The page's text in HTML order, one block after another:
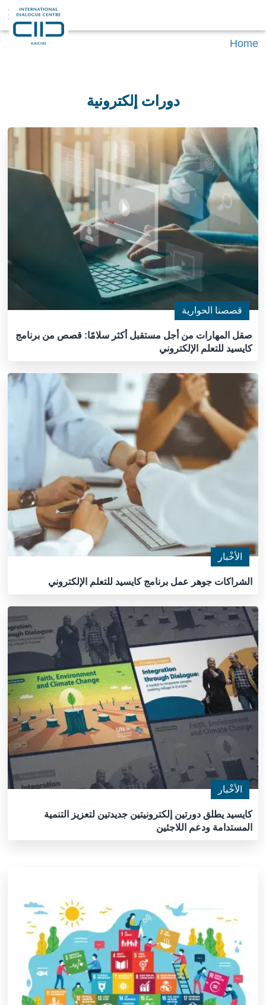
Home
دورات إلكترونية
قصصنا الحوارية
صقل المهارات من أجل مستقبل أكثر سلامًا: قصص من برنامج
كايسيد للتعلم الإلكتروني
الأخْبار
الشراكات جوهر عمل برنامج كايسيد للتعلم الإلكتروني
الأخْبار
كايسيد يطلق دورتين إلكترونيتين جديدتين لتعزيز التنمية
المستدامة ودعم اللاجئين